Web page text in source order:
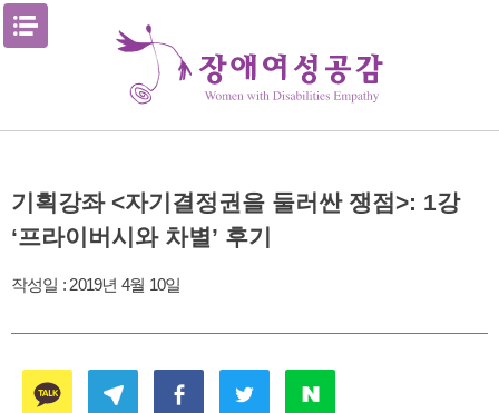
Skip
기획강좌 <자기결정권을 둘러싼 쟁점>: 1강
‘프라이버시와 차별’ 후기
작성일 : 2019년 4월 10일